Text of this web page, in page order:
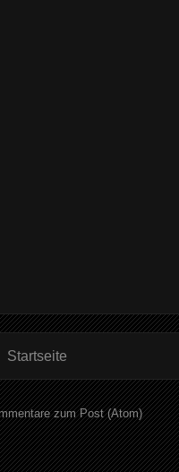
Startseite
zum Post (Atom)